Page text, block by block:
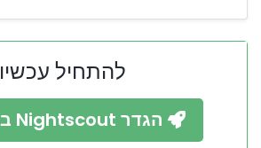
להתחיל עכשיו
הגדר Nightscout בחינם →